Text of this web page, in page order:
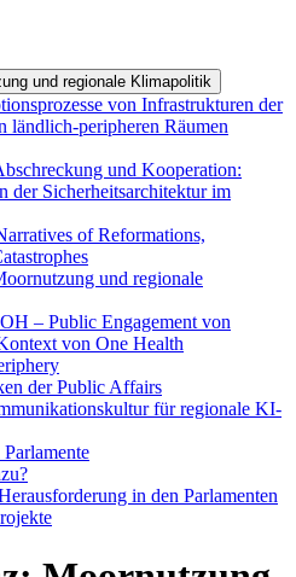
und regionale Klimapolitik
von Infrastrukturen der
ländlich-peripheren Räumen
und Kooperation:
der Sicherheitsarchitektur im
of Reformations,
und regionale
– Public Engagement von
von One Health
der Public Affairs
für regionale KI-
in den Parlamenten